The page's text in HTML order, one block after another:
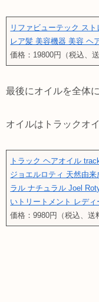
リファビューテック ス
レア髪 美容機器 美容 ヘ
価格：19800円（税込、
最後にオイルを全体
オイルはトラックオ
トラック ヘアオイル
ジョエルロティ 天然由
ラル ナチュラル Joel
いトリートメント レディ
価格：9980円（税込、送